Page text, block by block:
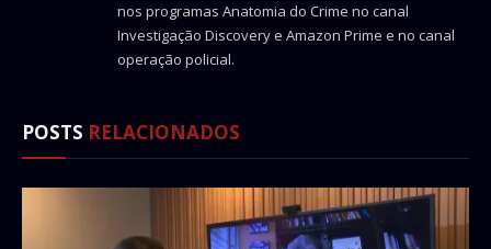
nos programas Anatomia do Crime no canal
Investigação Discovery e Amazon Prime e no canal
operação policial.
POSTS RELACIONADOS